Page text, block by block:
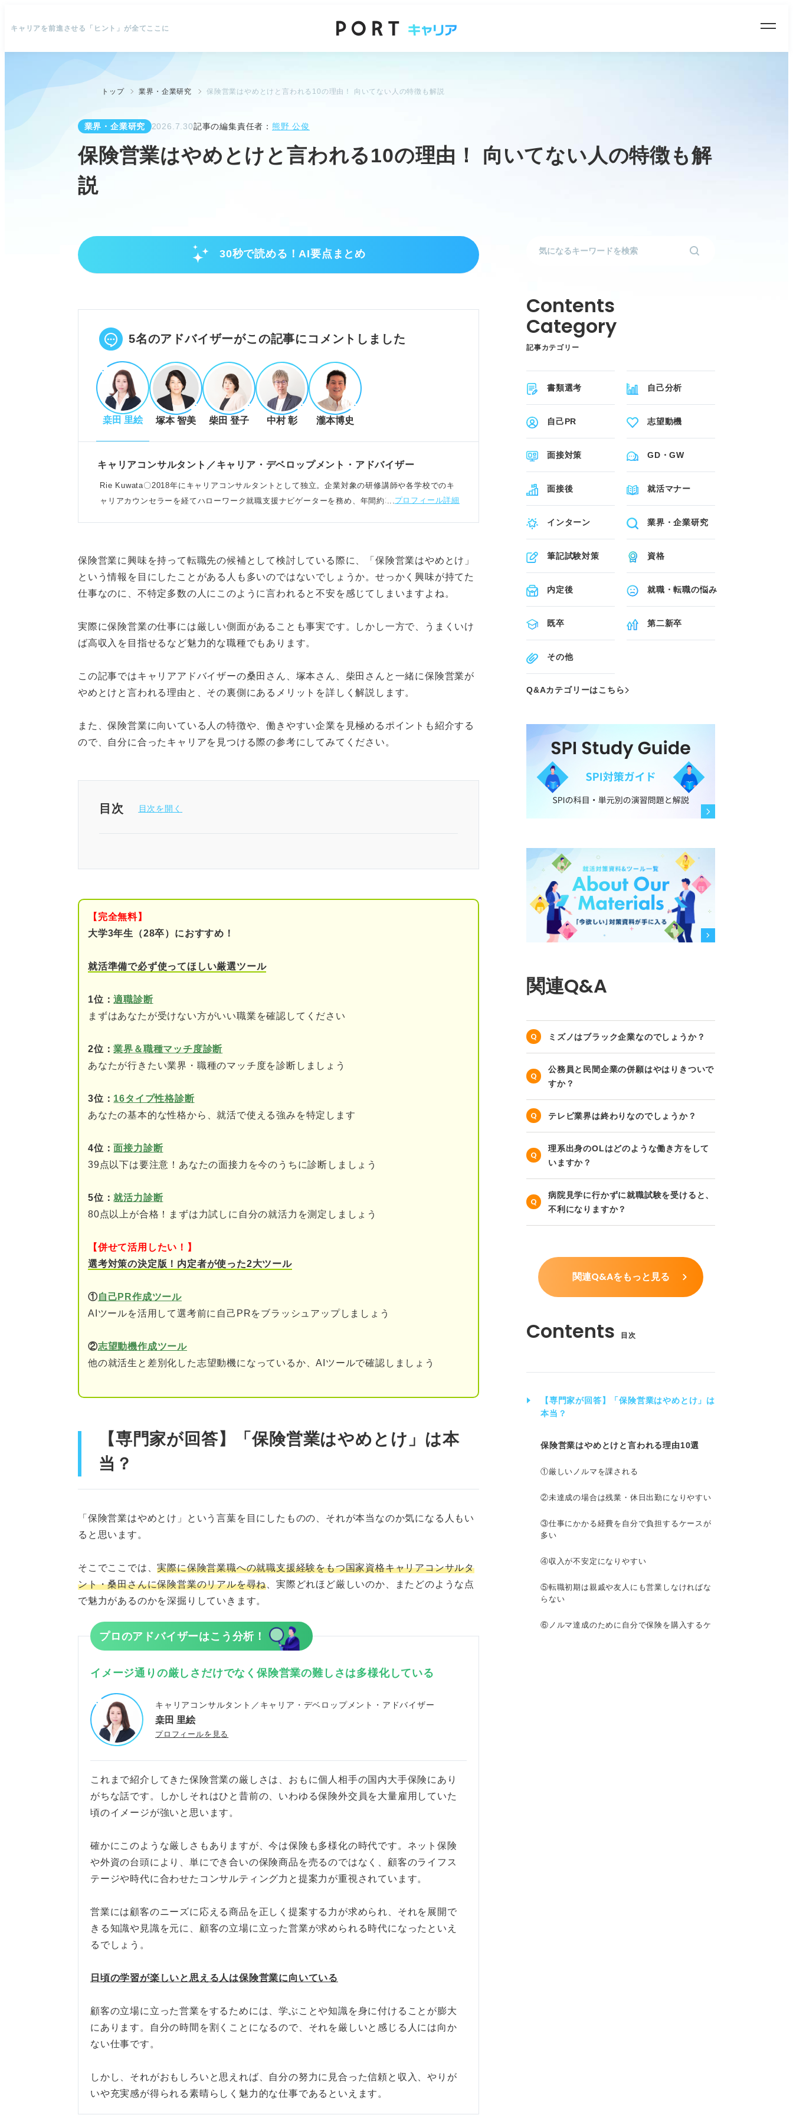
キャリアを前進させる「ヒント」が全てここに
トップ 業界・企業研究 保険営業はやめとけと言われる10の理由！ 向いてない人の特徴も解説
業界・企業研究 2026.7.30記事の編集責任者：熊野 公俊
保険営業はやめとけと言われる10の理由！ 向いてない人の特徴も解
説
30秒で読める！AI要点まとめ
保険営業が「やめとけ」と言われる厳しい現実とノルマ
コンプライアンスの厳格化や、親族・知人への営業プレッシャーがある。
POINT：競争激化により、常に自己研鑽とストレス耐性が求められる環境で
す。
厳しい環境だからこそ得られる5つのメリット
無形商材を売る高度な提案力が身につき、他業界でも通用する。
インセンティブ制度により、20代からでも高水準の収入を目指せる。
金融やライフプランの専門知識が深まり、顧客から直接感謝される。
る。
精神的・体力的にタフで、目標達成への強い覚悟がある人が向いている。
顧客の悩みを引き出す傾聴力と、学び続ける向上心が不可欠である。
POINT：安定志向やプライベート最優先の人には、精神的な負担が大きい職種
です。
記事の該当箇所を見る
保険営業として働くメリット
保険営業に向いていない人の特徴
5名のアドバイザーがこの記事にコメントしました
桒田 里絵 塚本 智美 柴田 登子 中村 彰 瀧本博史
キャリアコンサルタント／キャリア・デベロップメント・アドバイザー
Rie Kuwata〇2018年にキャリアコンサルタントとして独立。企業対象の研修講師や各学校でのキ
ャリアカウンセラーを経てハローワーク就職支援ナビゲーターを務め、年間約3,000名の相談を受
プロフィール詳細
保険営業に興味を持って転職先の候補として検討している際に、「保険営業はやめとけ」
という情報を目にしたことがある人も多いのではないでしょうか。せっかく興味が持てた
仕事なのに、不特定多数の人にこのように言われると不安を感じてしまいますよね。
実際に保険営業の仕事には厳しい側面があることも事実です。しかし一方で、うまくいけ
ば高収入を目指せるなど魅力的な職種でもあります。
この記事ではキャリアアドバイザーの桑田さん、塚本さん、柴田さんと一緒に保険営業が
やめとけと言われる理由と、その裏側にあるメリットを詳しく解説します。
また、保険営業に向いている人の特徴や、働きやすい企業を見極めるポイントも紹介する
ので、自分に合ったキャリアを見つける際の参考にしてみてください。
目次
②未達成の場合は残業・休日出勤になりやすい
⑤転職初期は親戚や友人にも営業しなければならない
⑦法律やコンプライアンスが厳しくて禁止されている行為が多い
⑧需要の低下によって競争が激化している
⑨短期解約になるとインセンティブを返金しなければならない
なった
保険営業として働くメリット
①無形商材の販売によって多様な業界で通用する営業力が身に付く
②インセンティブによっては高収入を目指せる
③働きながら金融の知識が身に付けられる
④経済的な面でサポートすることによって顧客から感謝される
保険営業に向いていない人の特徴
③プライベートの時間を最優先にしたい人
⑤勉強を継続できない人
⑥ルールを守れない人
メンタルの強さに自信がある人
体力的にタフな人
笑顔や第一印象に自信がある人
傾聴力があって顧客の悩みを引き出せる人
ノルマ未達による減給などペナルティがあるのか
顧客から信頼されているか
保険営業以外のおすすめの選択肢
その他商材の営業職
経理職
【完全無料】
大学3年生（28卒）におすすめ！
就活準備で必ず使ってほしい厳選ツール
1位：適職診断
まずはあなたが受けない方がいい職業を確認してください
2位：業界＆職種マッチ度診断
あなたが行きたい業界・職種のマッチ度を診断しましょう
3位： 16タイプ性格診断
あなたの基本的な性格から、就活で使える強みを特定します
4位：面接力診断
39点以下は要注意！あなたの面接力を今のうちに診断しましょう
5位：就活力診断
80点以上が合格！まずは力試しに自分の就活力を測定しましょう
【併せて活用したい！】
選考対策の決定版！内定者が使った2大ツール
①自己PR作成ツール
AIツールを活用して選考前に自己PRをブラッシュアップしましょう
②志望動機作成ツール
他の就活生と差別化した志望動機になっているか、AIツールで確認しましょう
【専門家が回答】「保険営業はやめとけ」は本
当？
「保険営業はやめとけ」という言葉を目にしたものの、それが本当なのか気になる人もい
ると思います。
そこでここでは、実際に保険営業職への就職支援経験をもつ国家資格キャリアコンサルタ
ント・桑田さんに保険営業のリアルを尋ね 、実際どれほど厳しいのか、またどのような点
で魅力があるのかを深掘りしていきます。
プロのアドバイザーはこう分析！
イメージ通りの厳しさだけでなく保険営業の難しさは多様化している
キャリアコンサルタント／キャリア・デベロップメント・アドバイザー
桒田 里絵
プロフィールを見る
これまで紹介してきた保険営業の厳しさは、おもに個人相手の国内大手保険にあり
がちな話です。しかしそれはひと昔前の、いわゆる保険外交員を大量雇用していた
頃のイメージが強いと思います。
確かにこのような厳しさもありますが、今は保険も多様化の時代です。ネット保険
や外資の台頭により、単にでき合いの保険商品を売るのではなく、顧客のライフス
テージや時代に合わせたコンサルティング力と提案力が重視されています。
営業には顧客のニーズに応える商品を正しく提案する力が求められ、それを展開で
きる知識や見識を元に、顧客の立場に立った営業が求められる時代になったといえ
るでしょう。
日頃の学習が楽しいと思える人は保険営業に向いている
顧客の立場に立った営業をするためには、学ぶことや知識を身に付けることが膨大
にあります。自分の時間を割くことになるので、それを厳しいと感じる人には向か
ない仕事です。
しかし、それがおもしろいと思えれば、自分の努力に見合った信頼と収入、やりが
いや充実感が得られる素晴らしく魅力的な仕事であるといえます。
記事カテゴリー
書類選考 自己分析
自己PR 志望動機
面接対策 GD・GW
面接後 就活マナー
インターン 業界・企業研究
筆記試験対策 資格
内定後 就職・転職の悩み
既卒 第二新卒
その他
Q&Aカテゴリーはこちら
関連Q&A
ミズノはブラック企業なのでしょうか？
公務員と民間企業の併願はやはりきついで
すか？
テレビ業界は終わりなのでしょうか？
理系出身のOLはどのような働き方をして
いますか？
病院見学に行かずに就職試験を受けると、
不利になりますか？
関連Q&Aをもっと見る
目次
【専門家が回答】「保険営業はやめとけ」は
本当？
保険営業はやめとけと言われる理由10選
①厳しいノルマを課される
②未達成の場合は残業・休日出勤になりやすい
③仕事にかかる経費を自分で負担するケースが
多い
④収入が不安定になりやすい
⑤転職初期は親戚や友人にも営業しなければな
らない
⑥ノルマ達成のために自分で保険を購入するケ